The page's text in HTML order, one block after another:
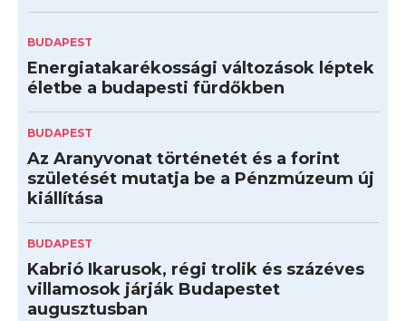
BUDAPEST
Energiatakarékossági változások léptek
életbe a budapesti fürdőkben
BUDAPEST
Az Aranyvonat történetét és a forint
születését mutatja be a Pénzmúzeum új
kiállítása
BUDAPEST
Kabrió Ikarusok, régi trolik és százéves
villamosok járják Budapestet
augusztusban